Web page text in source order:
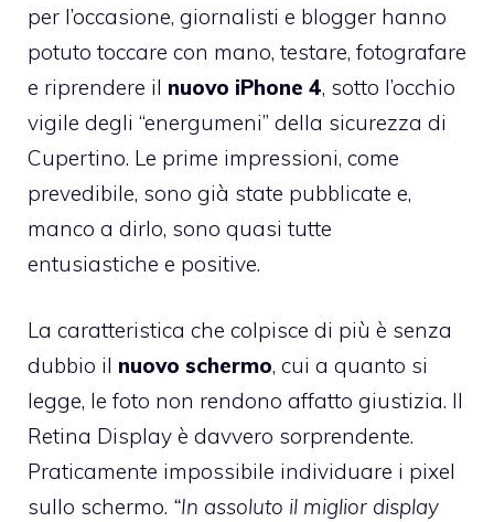
per l’occasione, giornalisti e blogger hanno
potuto toccare con mano, testare, fotografare
e riprendere il nuovo iPhone 4, sotto l’occhio
vigile degli “energumeni” della sicurezza di
Cupertino. Le prime impressioni, come
prevedibile, sono già state pubblicate e,
manco a dirlo, sono quasi tutte
entusiastiche e positive.
La caratteristica che colpisce di più è senza
dubbio il nuovo schermo, cui a quanto si
legge, le foto non rendono affatto giustizia. Il
Retina Display è davvero sorprendente.
Praticamente impossibile individuare i pixel
sullo schermo. “In assoluto il miglior display